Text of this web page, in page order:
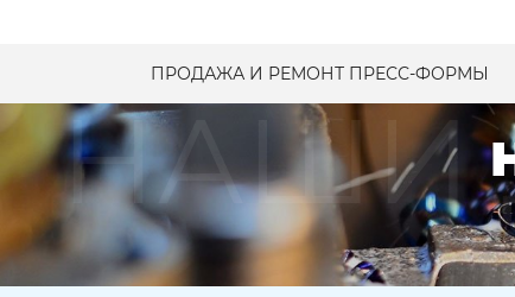
ПРОДАЖА И РЕМОНТ ПРЕСС-ФОРМЫ
НАШИ